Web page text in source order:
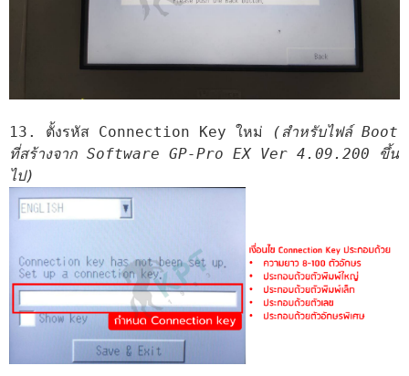
13. ตั้งรหัส Connection Key ใหม่
(สำหรับไฟล์ Boot
ที่สร้างจาก Software GP-Pro EX Ver 4.09.200 ขึ้น